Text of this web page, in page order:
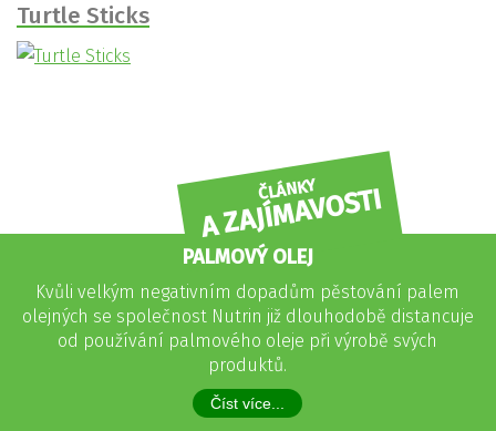
Turtle Sticks
ČLÁNKY
A ZAJÍMAVOSTI
PALMOVÝ OLEJ
Kvůli velkým negativním dopadům pěstování palem
olejných se společnost Nutrin již dlouhodobě distancuje
od používání palmového oleje při výrobě svých
produktů.
Číst více...